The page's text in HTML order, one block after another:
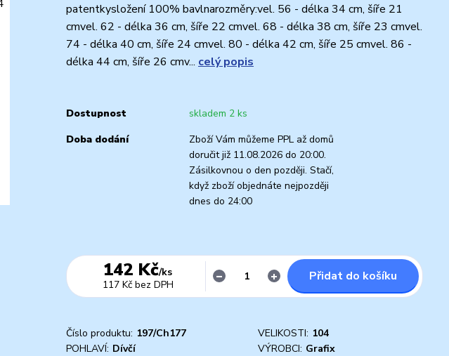
patentkysložení 100% bavlnarozměry:vel. 56 - délka 34 cm, šíře 21
cmvel. 62 - délka 36 cm, šíře 22 cmvel. 68 - délka 38 cm, šíře 23 cmvel.
74 - délka 40 cm, šíře 24 cmvel. 80 - délka 42 cm, šíře 25 cmvel. 86 -
délka 44 cm, šíře 26 cmv... celý popis
Dostupnost
skladem 2 ks
Doba dodání
Zboží Vám můžeme PPL až domů
doručit již 11.08.2026 do 20:00.
Zásilkovnou o den později. Stačí,
když zboží objednáte nejpozději
dnes do 24:00
142 Kč/ks
117 Kč bez DPH
Přidat do košíku
Číslo produktu: 197/Ch177 VELIKOSTI: 104
POHLAVÍ: Dívčí VÝROBCI: Grafix